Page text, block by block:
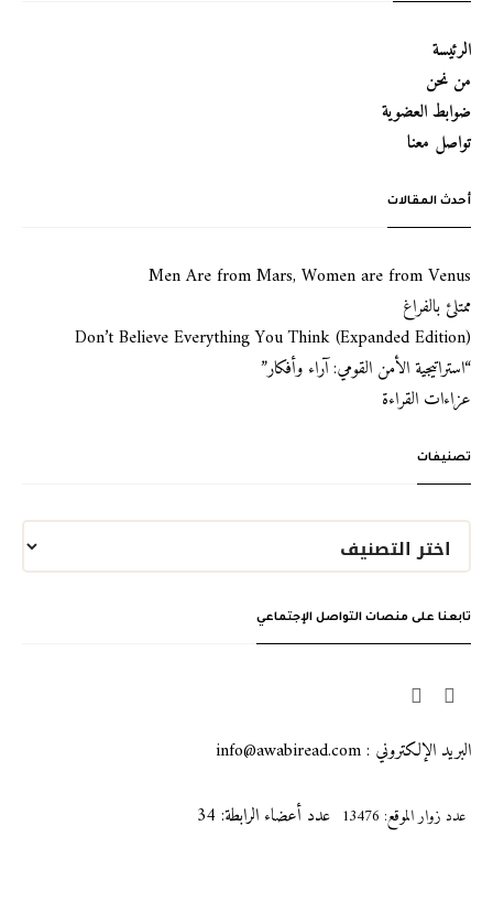
الرئيسة
من نحن
ضوابط العضوية
تواصل معنا
أحدث المقالات
Men Are from Mars, Women are from Venus
ممتلئ بالفراغ
Don’t Believe Everything You Think (Expanded Edition)
“استراتيجية الأمن القومي: آراء وأفكار”
عزاءات القراءة
تصنيفات
تابعنا على منصات التواصل الإجتماعي
البريد الإلكتروني : info@awabiread.com
عدد زوار الموقع: 13476 عدد أعضاء الرابطة: 34